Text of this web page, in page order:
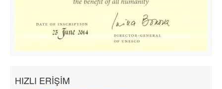
HIZLI ERİŞİM